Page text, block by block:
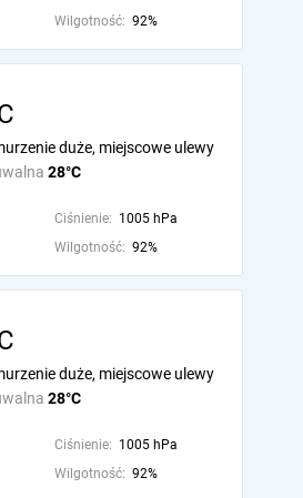
Wilgotność: 92%
28°C
duże, miejscowe ulewy
Ciśnienie: 1005 hPa
Wilgotność: 92%
28°C
duże, miejscowe ulewy
Ciśnienie: 1005 hPa
Wilgotność: 92%